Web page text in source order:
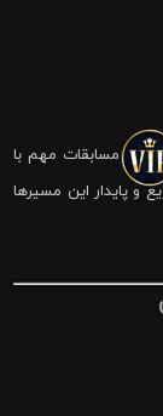
و مسابقات مهم با
و پایدار این مسیرها